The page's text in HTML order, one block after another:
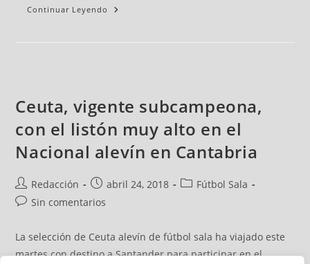
Continuar Leyendo
Ceuta, vigente subcampeona,
con el listón muy alto en el
Nacional alevín en Cantabria
Redacción abril 24, 2018
Fútbol Sala
Sin comentarios
La selección de Ceuta alevín de fútbol sala ha viajado este
martes con destino a Santander para participar en el